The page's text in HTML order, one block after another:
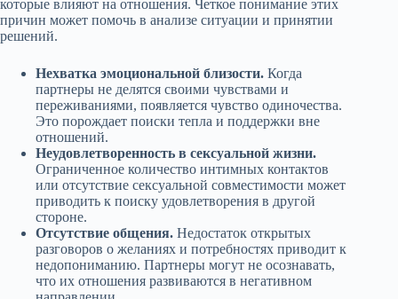
которые влияют на отношения. Четкое понимание этих
причин может помочь в анализе ситуации и принятии
решений.
Нехватка эмоциональной близости. Когда
партнеры не делятся своими чувствами и
переживаниями, появляется чувство одиночества.
Это порождает поиски тепла и поддержки вне
отношений.
Неудовлетворенность в сексуальной жизни.
Ограниченное количество интимных контактов
или отсутствие сексуальной совместимости может
приводить к поиску удовлетворения в другой
стороне.
Отсутствие общения. Недостаток открытых
разговоров о желаниях и потребностях приводит к
недопониманию. Партнеры могут не осознавать,
что их отношения развиваются в негативном